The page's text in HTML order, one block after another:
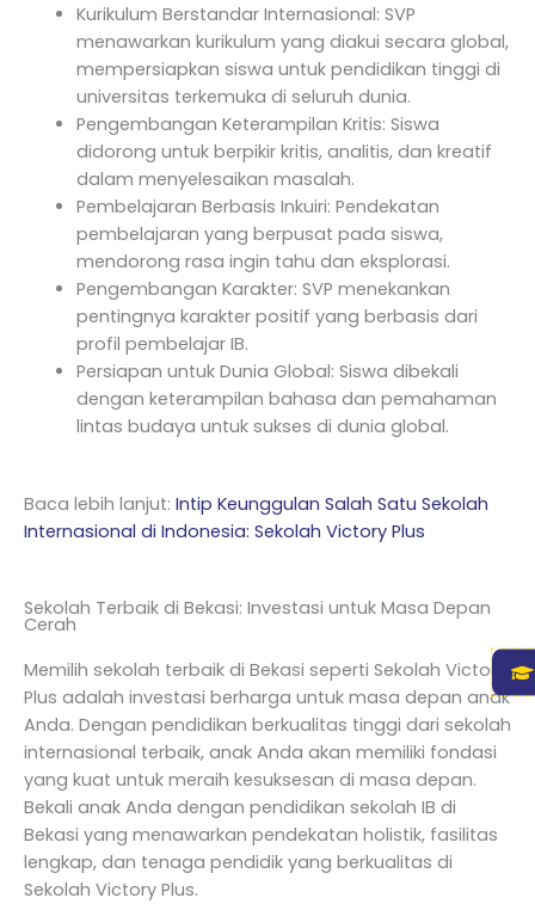
Kurikulum Berstandar Internasional: SVP
menawarkan kurikulum yang diakui secara global,
mempersiapkan siswa untuk pendidikan tinggi di
universitas terkemuka di seluruh dunia.
Pengembangan Keterampilan Kritis: Siswa
didorong untuk berpikir kritis, analitis, dan kreatif
dalam menyelesaikan masalah.
Pembelajaran Berbasis Inkuiri: Pendekatan
pembelajaran yang berpusat pada siswa,
mendorong rasa ingin tahu dan eksplorasi.
Pengembangan Karakter: SVP menekankan
pentingnya karakter positif yang berbasis dari
profil pembelajar IB.
Persiapan untuk Dunia Global: Siswa dibekali
dengan keterampilan bahasa dan pemahaman
lintas budaya untuk sukses di dunia global.
Baca lebih lanjut: Intip Keunggulan Salah Satu Sekolah
Internasional di Indonesia: Sekolah Victory Plus
Sekolah Terbaik di Bekasi: Investasi untuk Masa Depan
Cerah
Memilih sekolah terbaik di Bekasi seperti Sekolah Victory
Plus adalah investasi berharga untuk masa depan anak
Anda. Dengan pendidikan berkualitas tinggi dari sekolah
internasional terbaik, anak Anda akan memiliki fondasi
yang kuat untuk meraih kesuksesan di masa depan.
Bekali anak Anda dengan pendidikan sekolah IB di
Bekasi yang menawarkan pendekatan holistik, fasilitas
lengkap, dan tenaga pendidik yang berkualitas di
Sekolah Victory Plus.